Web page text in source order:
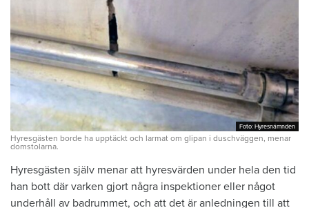
Foto: Hyresnämnden
Foto: Hyresnämnden
Hyresgästen borde ha upptäckt och larmat om glipan i duschväggen, menar
domstolarna.
Hyresgästen själv menar att hyresvärden under hela den tid
han bott där varken gjort några inspektioner eller något
underhåll av badrummet, och att det är anledningen till att